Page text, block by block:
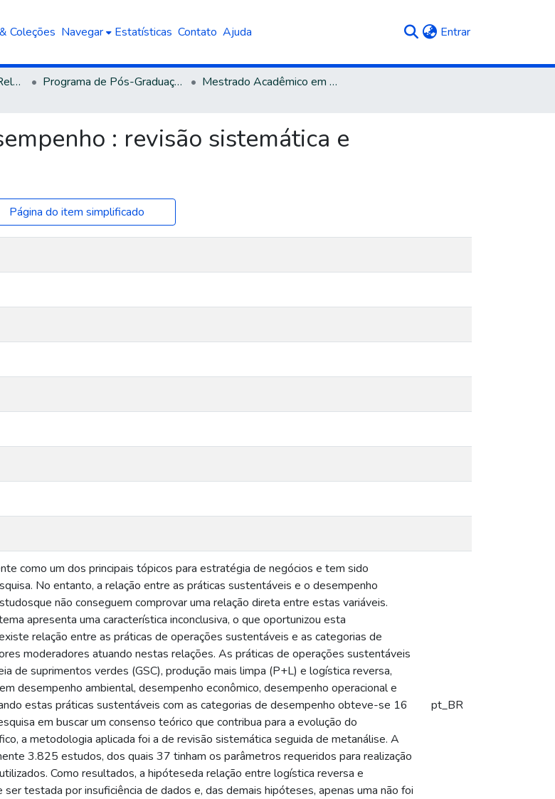
Coleções Navegar Estatísticas Contato Ajuda Entrar(current)
Teses, Dissertações e Relatórios defendidos na UCS Programa de Pós-Graduação em Administração
Mestrado Acadêmico em Administração
: revisão sistemática e
Página do item simplificado
como um dos principais tópicos para estratégia de negócios e tem sido
No entanto, a relação entre as práticas sustentáveis e o desempenho
não conseguem comprovar uma relação direta entre estas variáveis.
apresenta uma característica inconclusiva, o que oportunizou esta
relação entre as práticas de operações sustentáveis e as categorias de
moderadores atuando nestas relações. As práticas de operações sustentáveis
de suprimentos verdes (GSC), produção mais limpa (P+L) e logística reversa,
desempenho ambiental, desempenho econômico, desempenho operacional e
estas práticas sustentáveis com as categorias de desempenho obteve-se 16
em buscar um consenso teórico que contribua para a evolução do
a metodologia aplicada foi a de revisão sistemática seguida de metanálise. A
3.825 estudos, dos quais 37 tinham os parâmetros requeridos para realização
Como resultados, a hipóteseda relação entre logística reversa e
testada por insuficiência de dados e, das demais hipóteses, apenas uma não foi
pt_BR